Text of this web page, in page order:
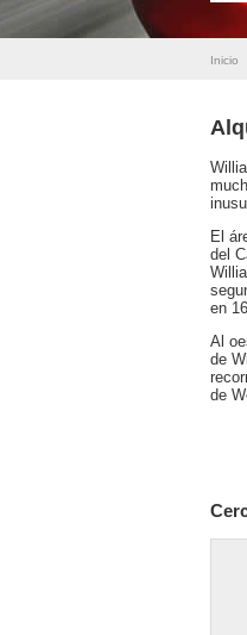
Inicio
El
del
en
Al
de
de